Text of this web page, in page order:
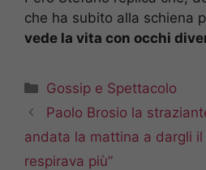
che ha subito alla schiena
vede la vita con occhi
Categorie
Gossip e Spettacolo
Paolo Brosio la
andata la mattina a dargli
respirava più”